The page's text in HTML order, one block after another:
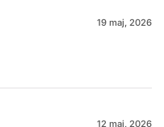
19 maj, 2026
12 maj, 2026